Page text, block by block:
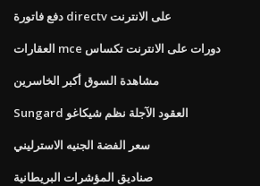
دفع فاتورة directv على الانترنت
العقارات mce دورات على الانترنت تكساس
مشاهدة السوق أكبر الخاسرين
Sungard العقود الآجلة نظم شيكاغو
سعر الفضة الجنيه الاسترليني
صناديق المؤشرات البريطانية